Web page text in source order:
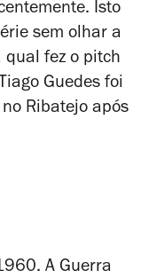
Isto
sem olhar a
qual fez o pitch
Guedes foi
Ribatejo após
A Guerra